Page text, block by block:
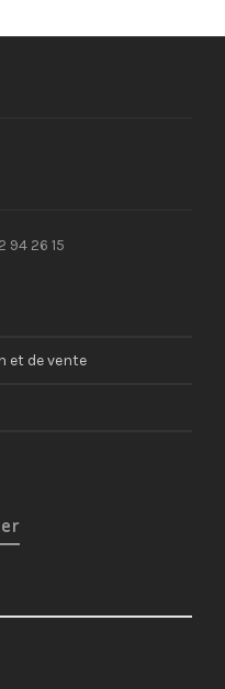
94 26 15
et de vente